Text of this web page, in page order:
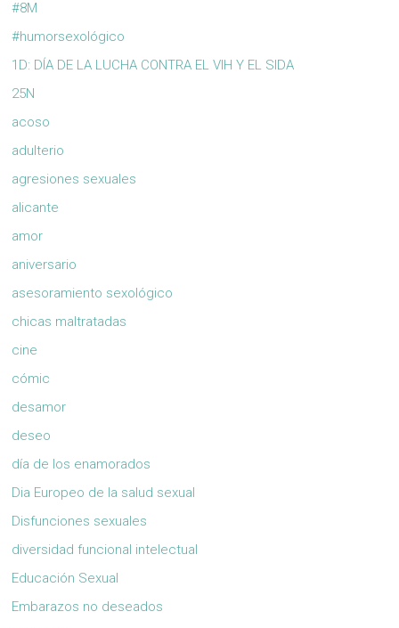
#8M
#humorsexológico
1D: DÍA DE LA LUCHA CONTRA EL VIH Y EL SIDA
25N
acoso
adulterio
agresiones sexuales
alicante
amor
aniversario
asesoramiento sexológico
chicas maltratadas
cine
cómic
desamor
deseo
día de los enamorados
Dia Europeo de la salud sexual
Disfunciones sexuales
diversidad funcional intelectual
Educación Sexual
Embarazos no deseados